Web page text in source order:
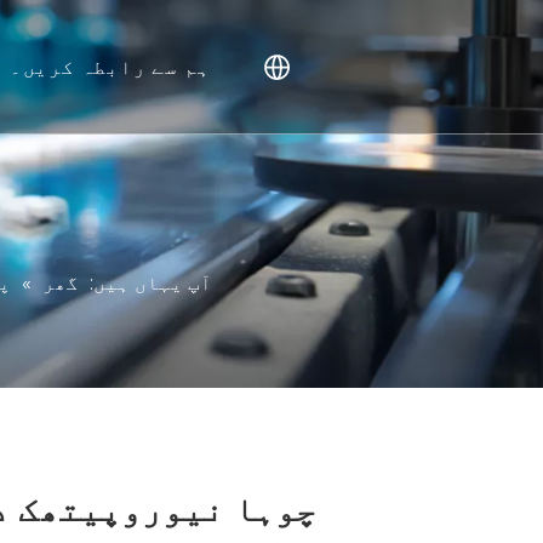
ہم سے رابطہ کریں۔
آپ یہاں ہیں: گھر »
چوہا نیوروپیتھک